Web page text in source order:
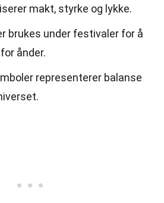
makt, styrke og lykke.
brukes under festivaler for å
ånder.
representerer balanse